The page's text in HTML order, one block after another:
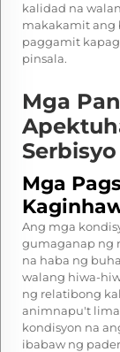
kalidad na
makakamit ang
paggamit
pinsala.
Mga
Serbisyo
Mga
Ang mga
gumaganap ng
na haba ng
walang hiwa-
ng relatibong
animnapu't
kondisyon na
ibabaw ng